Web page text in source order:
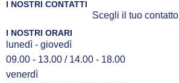
I NOSTRI CONTATTI
Scegli il tuo contatto
I NOSTRI ORARI
lunedì - giovedì
09.00 - 13.00 / 14.00 - 18.00
venerdì